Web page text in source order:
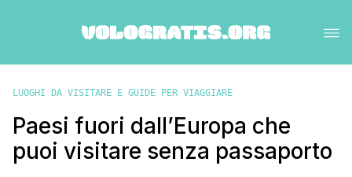
LUOGHI DA VISITARE E GUIDE PER VIAGGIARE
Paesi fuori dall’Europa che
puoi visitare senza passaporto